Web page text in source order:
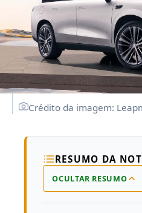
Crédito da imagem:
RESUMO DA
OCULTAR RESUMO